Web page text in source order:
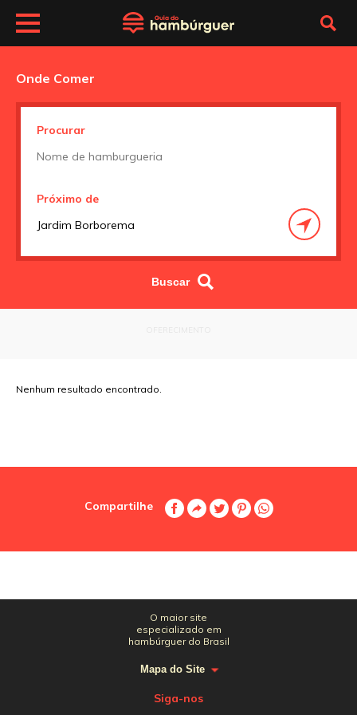
Onde Comer
Procurar
Próximo de
Nenhum resultado encontrado.
Compartilhe
O maior site
especializado em
hambúrguer do Brasil
Mapa do Site
Siga-nos